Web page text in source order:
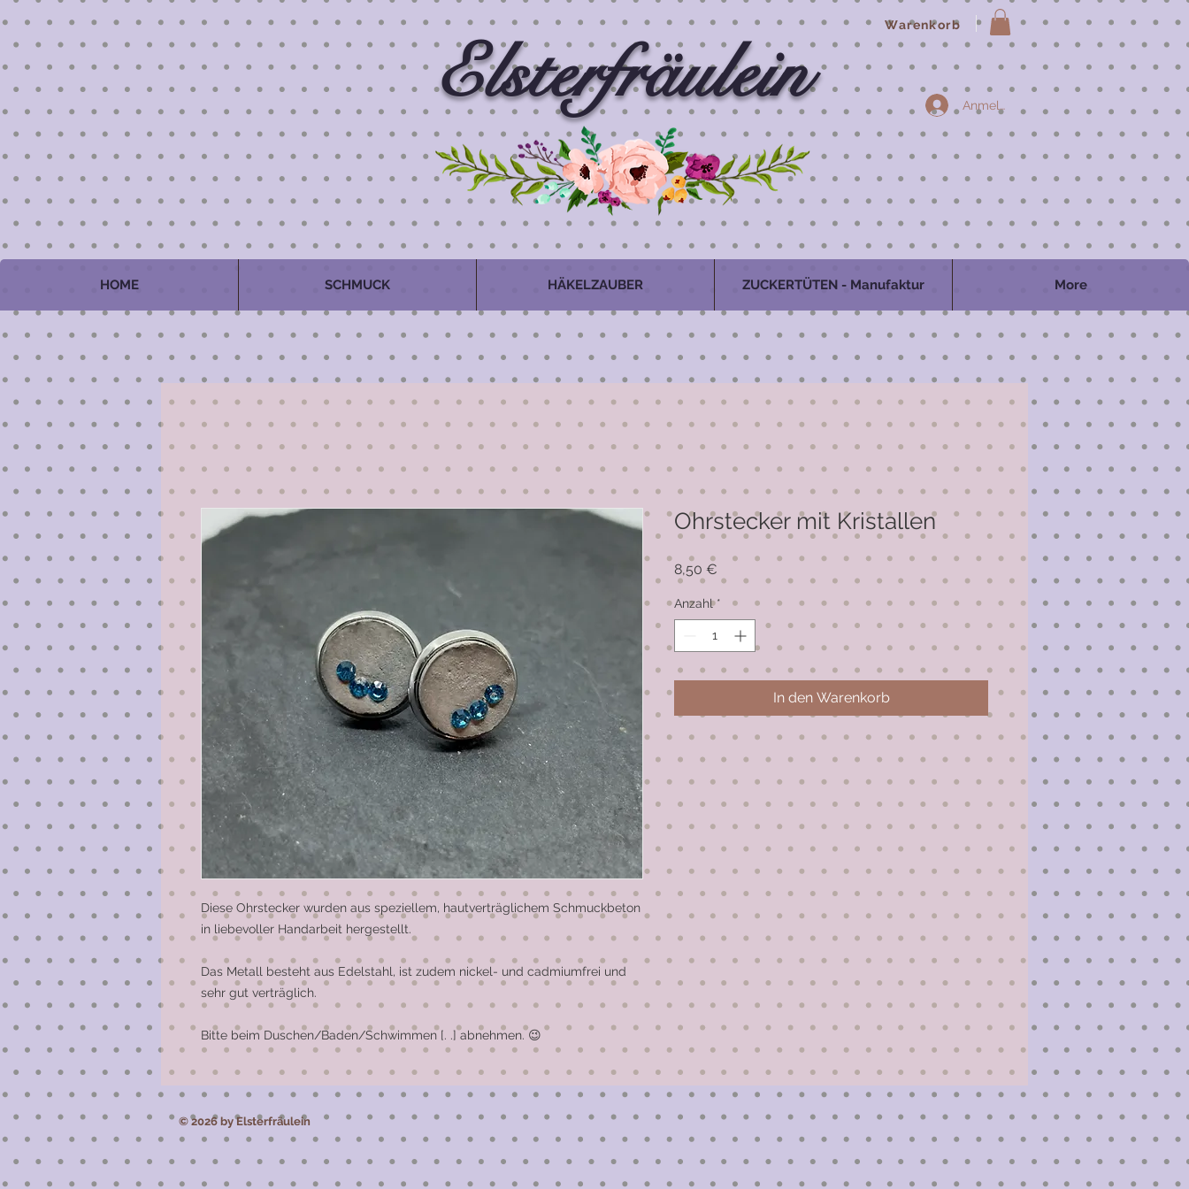
Warenkorb
Elsterfräulein
HOME SCHMUCK HÄKELZAUBER ZUCKERTÜTEN - Manufaktur More
Anmelden
Diese Ohrstecker wurden aus speziellem, hautverträglichem Schmuckbeton
in liebevoller Handarbeit hergestellt.
Das Metall besteht aus Edelstahl, ist zudem nickel- und cadmiumfrei und
sehr gut verträglich.
Bitte beim Duschen/Baden/Schwimmen [. .] abnehmen. 😉
Ohrstecker mit Kristallen
8,50 €
Anzahl *
In den Warenkorb
© 2026 by Elsterfräulein